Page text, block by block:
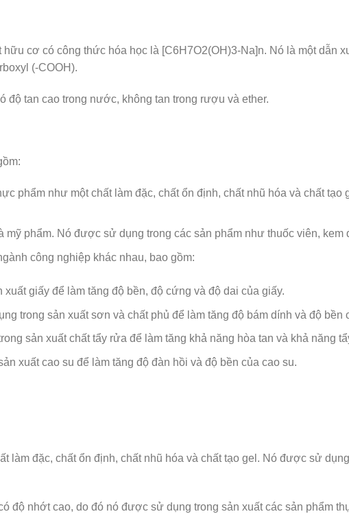
hữu cơ có công thức hóa học là [C6H7O2(OH)3-Na]n. Nó là một dẫn
(-COOH).
độ tan cao trong nước, không tan trong rượu và ether.
phẩm như một chất làm đặc, chất ổn định, chất nhũ hóa và chất
mỹ phẩm. Nó được sử dụng trong các sản phẩm như thuốc viên,
công nghiệp khác nhau, bao gồm:
giấy để làm tăng độ bền, độ cứng và độ dai của giấy.
trong sản xuất sơn và chất phủ để làm tăng độ bám dính và độ bền
sản xuất chất tẩy rửa để làm tăng khả năng hòa tan và khả năng
xuất cao su để làm tăng độ đàn hồi và độ bền của cao su.
làm đặc, chất ổn định, chất nhũ hóa và chất tạo gel. Nó được sử
độ nhớt cao, do đó nó được sử dụng trong sản xuất các sản phẩm